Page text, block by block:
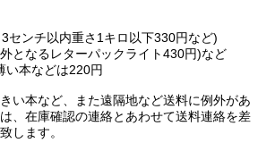
センチ以内重さ1キロ以下330円など)
となるレターパックライト430円)など
い本などは220円
い本など、また遠隔地など送料に例外があ
、在庫確認の連絡とあわせて送料連絡を差
します。